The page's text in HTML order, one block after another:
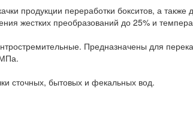
продукции переработки бокситов, а
жестких преобразований до 25% и
Предназначены для
сточных, бытовых и фекальных вод.